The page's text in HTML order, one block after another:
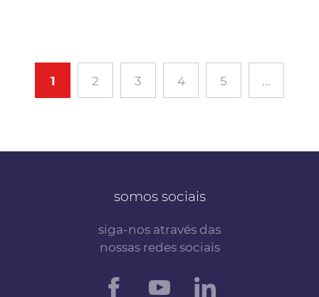
1 2 3 4 5 ...
somos sociais
siga-nos através das
nossas redes sociais